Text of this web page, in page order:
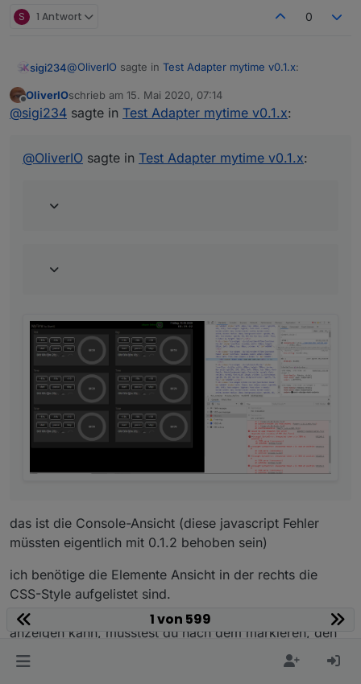
S 1 Antwort 0
sigi234@OliverIO sagte in Test Adapter mytime v0.1.x:
@sigi234sagte inTest Adapter mytime v0.1.x
OliverIO
Auf das Auswahlwerkzeug links
dann das Element auswählen
Offline
OliverIOschrieb am 15. Mai 2020, 07:14
zuletzt editiert von
@sigi234 sagte in Test Adapter mytime v0.1.x:
@OliverIO sagte in Test Adapter mytime v0.1.x:
das ist die Console-Ansicht (diese javascript Fehler
müssten eigentlich mit 0.1.2 behoben sein)
ich benötige die Elemente Ansicht in der rechts die
CSS-Style aufgelistet sind.
Da diese Anzeige oft länger ist wie das Fenster
anzeigen kann, müsstest du nach dem markieren, den
unteren Teil des Fensters größer machen, damit mehr
drauf passt
1 von 599